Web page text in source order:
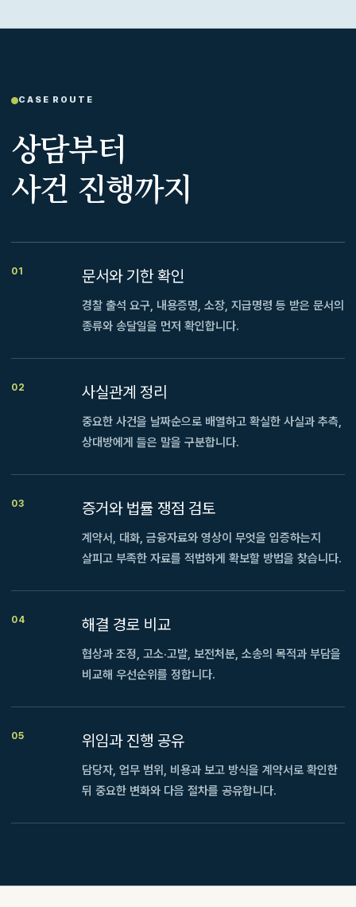
CASE ROUTE
상담부터
사건 진행까지
01 문서와 기한 확인
경찰 출석 요구, 내용증명, 소장, 지급명령 등 받은 문서의
종류와 송달일을 먼저 확인합니다.
02 사실관계 정리
중요한 사건을 날짜순으로 배열하고 확실한 사실과 추측,
상대방에게 들은 말을 구분합니다.
03 증거와 법률 쟁점 검토
계약서, 대화, 금융자료와 영상이 무엇을 입증하는지
살피고 부족한 자료를 적법하게 확보할 방법을 찾습니다.
04 해결 경로 비교
협상과 조정, 고소·고발, 보전처분, 소송의 목적과 부담을
비교해 우선순위를 정합니다.
05 위임과 진행 공유
담당자, 업무 범위, 비용과 보고 방식을 계약서로 확인한
뒤 중요한 변화와 다음 절차를 공유합니다.